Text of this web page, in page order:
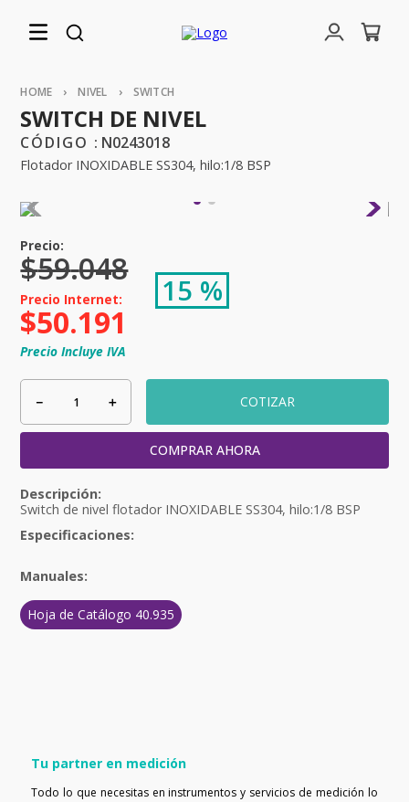
NIVEL SWITCH
SWITCH DE NIVEL
: N0243018
Flotador INOXIDABLE SS304, hilo:1/8 BSP
$59.048
15 %
$50.191
Precio Incluye IVA
＋
－ COTIZAR
COMPRAR AHORA
Switch de nivel flotador INOXIDABLE SS304, hilo:1/8 BSP
Especificaciones:
Manuales:
Hoja de Catálogo 40.935
Tu partner en medición
Todo lo que necesitas en instrumentos y servicios de medición lo